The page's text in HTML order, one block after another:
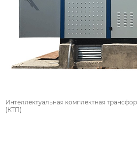
Интеллектуальная комплектная
(КТП)